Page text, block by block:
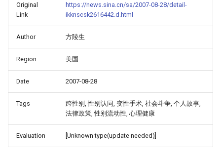
Original
Link
https://news.sina.cn/sa/2007-08-28/detail-
ikknscsk2616442.d.html
Author 方陵生
Region 美国
Date 2007-08-28
Tags
跨性别, 性别认同, 变性手术, 社会斗争, 个人故事,
法律政策, 性别流动性, 心理健康
Evaluation [Unknown type(update needed)]